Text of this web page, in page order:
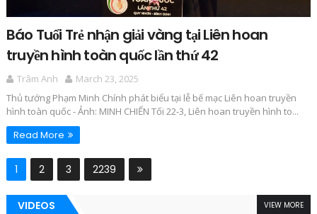
Báo Tuổi Trẻ nhận giải vàng tại Liên hoan
truyền hình toàn quốc lần thứ 42
Trâm Anh
March 23, 2025
Thủ tướng Phạm Minh Chính phát biểu tại lễ bế mạc Liên hoan truyền
hình toàn quốc - Ảnh: MINH CHIẾN Tối 22-3, Liên hoan truyền hình to...
Read More
1 2 3 2239
VIDEOS VIEW MORE